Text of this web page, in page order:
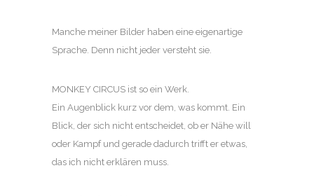
Manche meiner Bilder haben eine eigenartige
Sprache. Denn nicht jeder versteht sie.
MONKEY CIRCUS ist so ein Werk.
Ein Augenblick kurz vor dem, was kommt. Ein
Blick, der sich nicht entscheidet, ob er Nähe will
oder Kampf und gerade dadurch trifft er etwas,
das ich nicht erklären muss.